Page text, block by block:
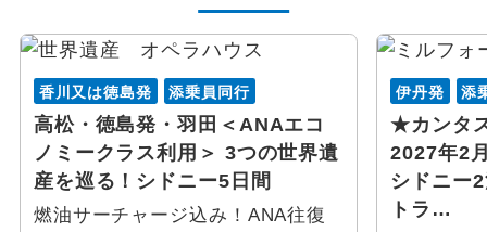
香川又は徳島発 添乗員同行
高松・徳島発・羽田＜ANAエコ
ノミークラス利用＞ 3つの世界遺
産を巡る！シドニー5日間
燃油サーチャージ込み！ANA往復
伊丹発 添
★カンタ
2027年2
シドニー
トラ…